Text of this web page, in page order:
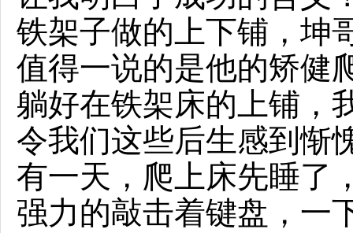
铁架子做的上下铺，坤
值得一说的是他的矫健
躺好在铁架床的上铺，
令我们这些后生感到惭
有一天，爬上床先睡了
强力的敲击着键盘，一